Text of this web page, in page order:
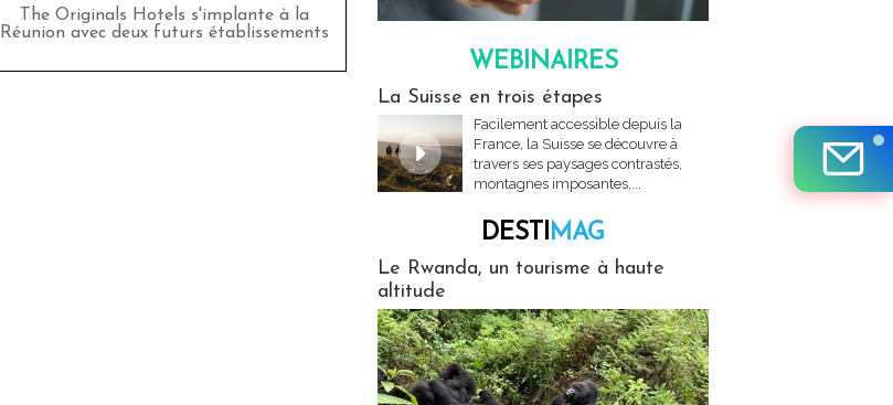
The Originals Hotels s'implante à la
Réunion avec deux futurs établissements
WEBINAIRES
La Suisse en trois étapes
Facilement accessible depuis la
France, la Suisse se découvre à
travers ses paysages contrastés,
montagnes imposantes,...
DESTIMAG
Le Rwanda, un tourisme à haute
altitude